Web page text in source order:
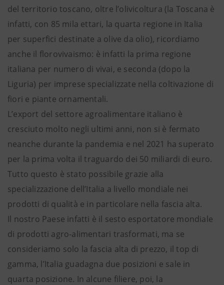
del territorio toscano, oltre l’olivicoltura (la Toscana è
infatti, con 85 mila ettari, la quarta regione in Italia
per superfici destinate a olive da olio), ricordiamo
anche il florovivaismo: è infatti la prima regione
italiana per numero di vivai, e seconda (dopo la
Liguria) per imprese specializzate nella coltivazione di
fiori e piante ornamentali.
L’export del settore agroalimentare italiano è
cresciuto molto negli ultimi anni, non si è fermato
neanche durante la pandemia e nel 2021 ha superato
per la prima volta il traguardo dei 50 miliardi di euro.
Tutto questo è stato possibile grazie alla
specializzazione dell’Italia a livello mondiale nei
prodotti di qualità e in particolare nella fascia alta.
Il nostro Paese infatti è il sesto esportatore mondiale
di prodotti agro-alimentari trasformati, ma se
consideriamo solo la fascia alta di prezzo, il top di
gamma, l’Italia guadagna due posizioni e sale in
quarta posizione. In alcune filiere, poi, la